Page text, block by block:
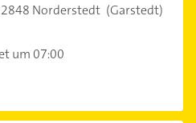
Norderstedt (Garstedt)
um 07:00